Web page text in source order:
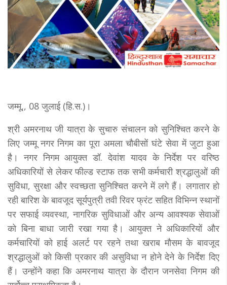
जम्मू,, 08 जुलाई (हि.स.)।
श्री अमरनाथ जी यात्रा के सुचारु संचालन को सुनिश्चित करने के
लिए जम्मू नगर निगम का पूरा अमला चौबीसों घंटे सेवा में जुटा हुआ
है। नगर निगम आयुक्त डॉ. देवांश यादव के निर्देश पर वरिष्ठ
अधिकारियों से लेकर फील्ड स्टाफ तक सभी कर्मचारी श्रद्धालुओं की
सुविधा, सुरक्षा और स्वच्छता सुनिश्चित करने में लगे हैं। लगातार हो
रही बारिश के बावजूद सूर्यपुत्री तवी रिवर फ्रंट सहित विभिन्न स्थानों
पर सफाई व्यवस्था, नागरिक सुविधाओं और अन्य आवश्यक सेवाओं
को बिना बाधा जारी रखा गया है। आयुक्त ने अधिकारियों और
कर्मचारियों को हाई अलर्ट पर रहने तथा खराब मौसम के बावजूद
श्रद्धालुओं को किसी प्रकार की असुविधा न होने देने के निर्देश दिए
हैं। उन्होंने कहा कि अमरनाथ यात्रा के दौरान जनसेवा निगम की